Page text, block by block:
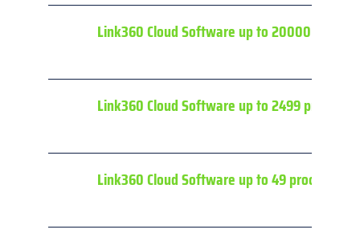
Link360 Cloud Software up to 20000
Link360 Cloud Software up to 2499
Link360 Cloud Software up to 49 procedures